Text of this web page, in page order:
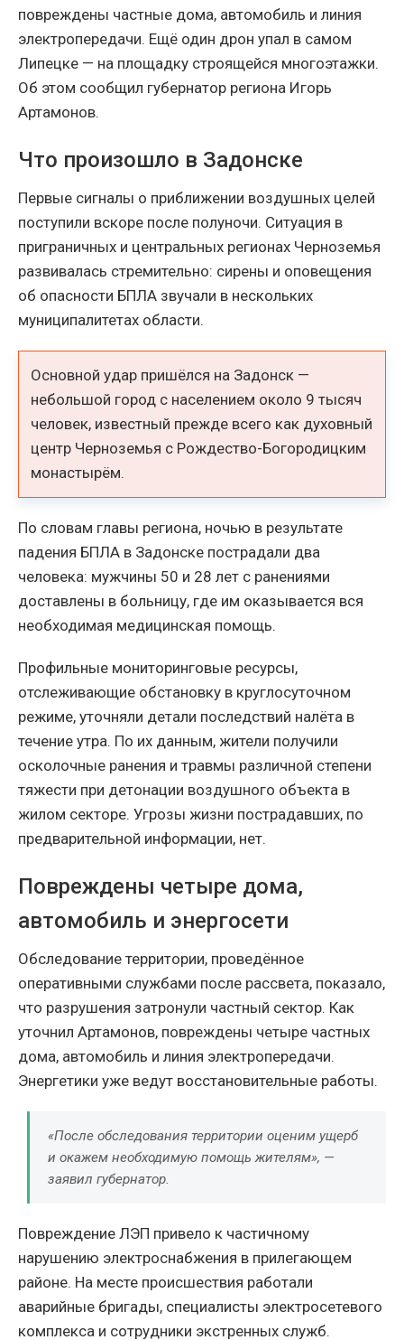
повреждены частные дома, автомобиль и линия
электропередачи. Ещё один дрон упал в самом
Липецке — на площадку строящейся многоэтажки.
Об этом сообщил губернатор региона Игорь
Артамонов.
Что произошло в Задонске
Первые сигналы о приближении воздушных целей
поступили вскоре после полуночи. Ситуация в
приграничных и центральных регионах Черноземья
развивалась стремительно: сирены и оповещения
об опасности БПЛА звучали в нескольких
муниципалитетах области.
Основной удар пришёлся на Задонск —
небольшой город с населением около 9 тысяч
человек, известный прежде всего как духовный
центр Черноземья с Рождество-Богородицким
монастырём.
По словам главы региона, ночью в результате
падения БПЛА в Задонске пострадали два
человека: мужчины 50 и 28 лет с ранениями
доставлены в больницу, где им оказывается вся
необходимая медицинская помощь.
Профильные мониторинговые ресурсы,
отслеживающие обстановку в круглосуточном
режиме, уточняли детали последствий налёта в
течение утра. По их данным, жители получили
осколочные ранения и травмы различной степени
тяжести при детонации воздушного объекта в
жилом секторе. Угрозы жизни пострадавших, по
предварительной информации, нет.
Повреждены четыре дома,
автомобиль и энергосети
Обследование территории, проведённое
оперативными службами после рассвета, показало,
что разрушения затронули частный сектор. Как
уточнил Артамонов, повреждены четыре частных
дома, автомобиль и линия электропередачи.
Энергетики уже ведут восстановительные работы.
«После обследования территории оценим ущерб
и окажем необходимую помощь жителям», —
заявил губернатор.
Повреждение ЛЭП привело к частичному
нарушению электроснабжения в прилегающем
районе. На месте происшествия работали
аварийные бригады, специалисты электросетевого
комплекса и сотрудники экстренных служб.